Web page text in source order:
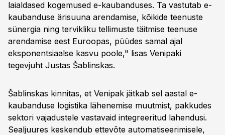
laialdased kogemused e-kaubanduses. Ta vastutab e-
kaubanduse ärisuuna arendamise, kõikide teenuste
sünergia ning tervikliku tellimuste täitmise teenuse
arendamise eest Euroopas, püüdes samal ajal
eksponentsiaalse kasvu poole," lisas Venipaki
tegevjuht Justas Šablinskas.
Šablinskas kinnitas, et Venipak jätkab sel aastal e-
kaubanduse logistika lähenemise muutmist, pakkudes
sektori vajadustele vastavaid integreeritud lahendusi.
Sealjuures keskendub ettevõte automatiseerimisele,